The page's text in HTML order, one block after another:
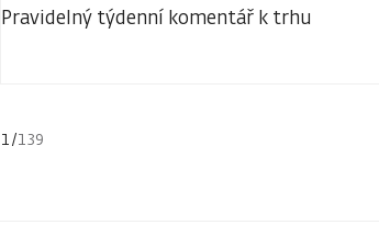
Pravidelný týdenní komentář k trhu
1 /139